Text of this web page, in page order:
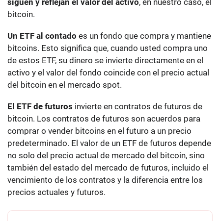
siguen y reflejan el valor del activo, en nuestro caso, el
bitcoin.
Un ETF al contado es un fondo que compra y mantiene
bitcoins. Esto significa que, cuando usted compra uno
de estos ETF, su dinero se invierte directamente en el
activo y el valor del fondo coincide con el precio actual
del bitcoin en el mercado spot.
El ETF de futuros invierte en contratos de futuros de
bitcoin. Los contratos de futuros son acuerdos para
comprar o vender bitcoins en el futuro a un precio
predeterminado. El valor de un ETF de futuros depende
no solo del precio actual de mercado del bitcoin, sino
también del estado del mercado de futuros, incluido el
vencimiento de los contratos y la diferencia entre los
precios actuales y futuros.